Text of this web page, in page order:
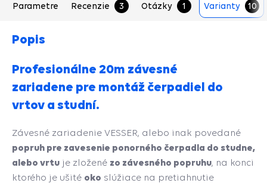
Parametre Recenzie 3 Otázky 1 Varianty 10
Popis
Profesionálne 20m závesné
zariadene pre montáž čerpadiel do
vrtov a studní.
Závesné zariadenie VESSER, alebo inak povedané
popruh pre zavesenie ponorného čerpadla do studne,
alebo vrtu je zložené zo závesného popruhu, na konci
ktorého je ušité oko slúžiace na pretiahnutie